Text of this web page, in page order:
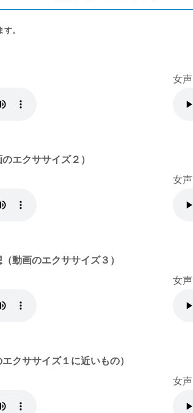
。
女声
エクササイズ２）
女声
動画のエクササイズ３）
女声
クササイズ１に近いもの）
女声